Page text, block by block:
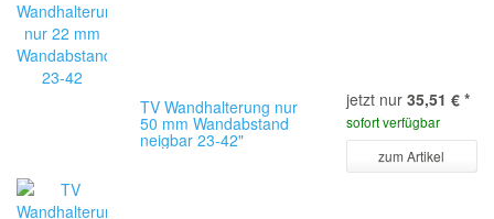
TV Wandhalterung nur
50 mm Wandabstand
neigbar 23-42"
jetzt nur 35,51 € *
sofort verfügbar
zum Artikel